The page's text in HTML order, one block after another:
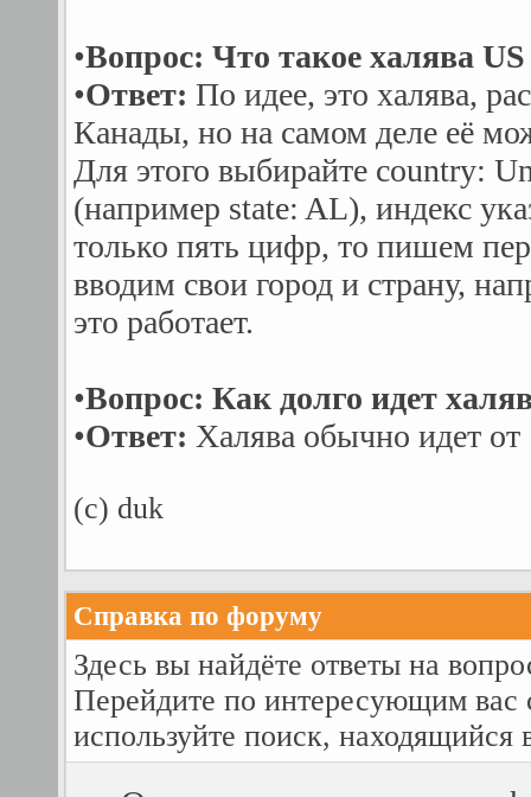
•Вопрос: Что такое халява
•Ответ: По идее, это халява,
Канады, но на самом деле её
Для этого выбирайте country:
(например state: AL), индекс
только пять цифр, то пишем
вводим свои город и страну,
это работает.
•Вопрос: Как долго идет
•Ответ: Халява обычно идет от
(c) duk
Справка по форуму
Здесь вы найдёте ответы на
Перейдите по интересующим
используйте поиск, находящийся